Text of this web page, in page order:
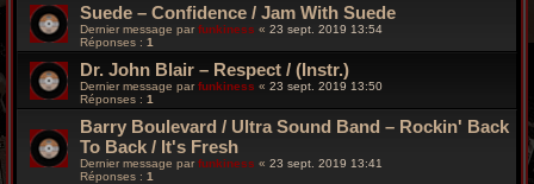
Suede – Confidence / Jam With Suede
Dernier message par funkiness « 23 sept. 2019 13:54
Réponses : 1
Dr. John Blair – Respect / (Instr.)
Dernier message parfunkiness « 23 sept. 2019 13:50
Réponses : 1
Barry Boulevard / Ultra Sound Band ‎– Rockin' Back
To Back / It's Fresh
Dernier message par funkiness « 23 sept. 2019 13:41
Réponses : 1